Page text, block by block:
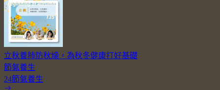
立秋養肺防秋燥，為秋冬健康打好基礎
節氣養生
24節氣養生